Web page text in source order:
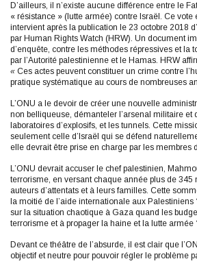
D’ailleurs, il n’existe aucune différence entre le
« résistance » (lutte armée) contre Israël. Ce vote
intervient après la publication le 23 octobre 2018
par Human Rights Watch (HRW). Un document
d’enquête, contre les méthodes répressives et la
par l’Autorité palestinienne et le Hamas. HRW
« Ces actes peuvent constituer un crime contre
pratique systématique au cours de nombreuses
L’ONU a le devoir de créer une nouvelle
non belliqueuse, démanteler l’arsenal militaire et
laboratoires d’explosifs, et les tunnels. Cette
seulement celle d’Israël qui se défend
elle devrait être prise en charge par les membres
L’ONU devrait accuser le chef palestinien,
terrorisme, en versant chaque année plus de
auteurs d’attentats et à leurs familles. Cette
la moitié de l’aide internationale aux
sur la situation chaotique à Gaza quand les
terrorisme et à propager la haine et la lutte armée
Devant ce théâtre de l’absurde, il est clair que
objectif et neutre pour pouvoir régler le problème